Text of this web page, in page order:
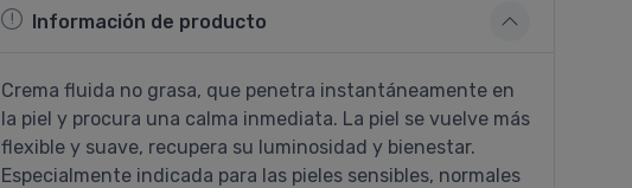
Información de producto
Crema fluida no grasa, que penetra instantáneamente en
la piel y procura una calma inmediata. La piel se vuelve más
flexible y suave, recupera su luminosidad y bienestar.
Especialmente indicada para las pieles sensibles, normales